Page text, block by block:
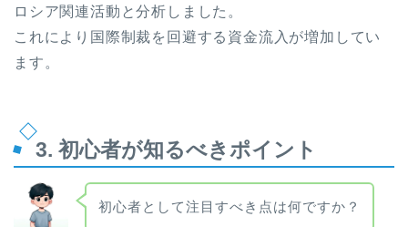
ロシア関連活動と分析しました。
これにより国際制裁を回避する資金流入が増加してい
ます。
3. 初心者が知るべきポイント
初心者として注目すべき点は何ですか？